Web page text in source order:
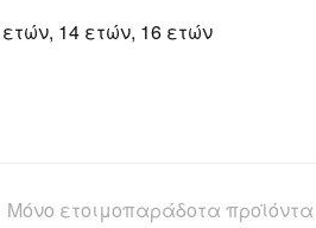
14 ετών, 16 ετών
Μόνο ετοιμοπαράδοτα προϊόντα